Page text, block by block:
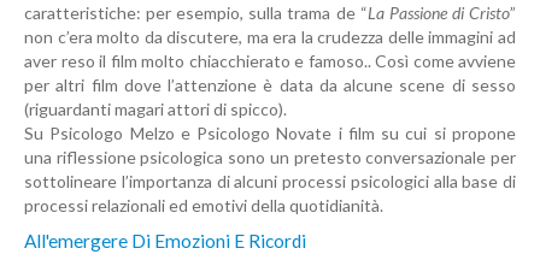
caratteristiche: per esempio, sulla trama de “La Passione di Cristo”
non c’era molto da discutere, ma era la crudezza delle immagini ad
aver reso il film molto chiacchierato e famoso.. Così come avviene
per altri film dove l’attenzione è data da alcune scene di sesso
(riguardanti magari attori di spicco).
Su Psicologo Melzo e Psicologo Novate i film su cui si propone
una riflessione psicologica sono un pretesto conversazionale per
sottolineare l’importanza di alcuni processi psicologici alla base di
processi relazionali ed emotivi della quotidianità.
All'emergere Di Emozioni E Ricordi